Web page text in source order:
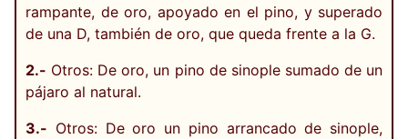
rampante, de oro, apoyado en el pino, y superado
de una D, también de oro, que queda frente a la G.
2.- Otros: De oro, un pino de sinople sumado de un
pájaro al natural.
3.- Otros: De oro un pino arrancado de sinople,